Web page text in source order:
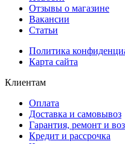
Отзывы о магазине
Вакансии
Статьи
Политика
Карта сайта
Клиентам
Оплата
Доставка и самовывоз
Гарантия, ремонт и
Кредит и рассрочка